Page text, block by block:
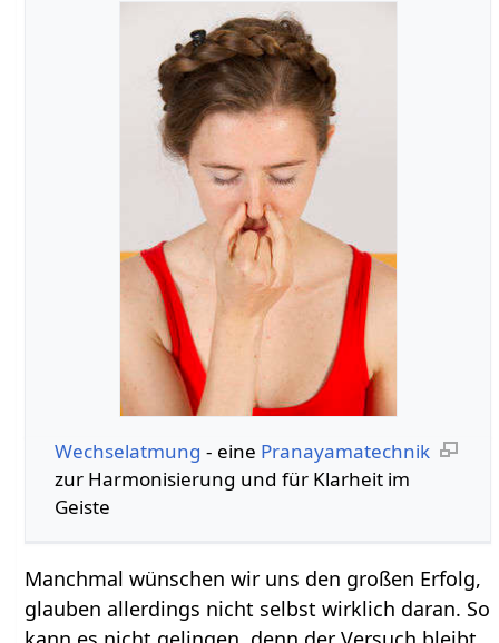
Wechselatmung - eine Pranayamatechnik
zur Harmonisierung und für Klarheit im
Geiste
Manchmal wünschen wir uns den großen Erfolg,
glauben allerdings nicht selbst wirklich daran. So